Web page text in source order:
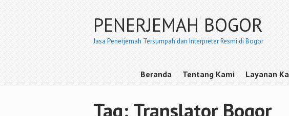
PENERJEMAH BOGOR
Jasa Penerjemah Tersumpah dan Interpreter Resmi di Bogor
Beranda Tentang Kami Layanan
Tag: Translator Bogor